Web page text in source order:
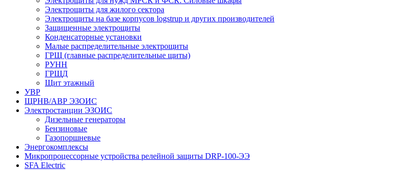
Электрощиты для жилого сектора
Электрощиты на базе корпусов logstrup и других производителей
Защищенные электрощиты
Конденсаторные установки
Малые распределительные электрощиты
ГРЩ (главные распределительные щиты)
РУНН
ГРЩД
Щит этажный
УВР
ЩРНВ/АВР ЭЗОИС
Электростанции ЭЗОИС
Дизельные генераторы
Бензиновые
Газопоршневые
Энергокомплексы
Микропроцессорные устройства релейной защиты DRP-100-ЭЭ
SFA Electric